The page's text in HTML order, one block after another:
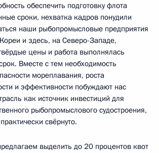
обеспечить подготовку флота
сроки, нехватка кадров понудили
наши рыбопромысловые предприятия
и здесь, на Северо-Западе,
цены и работа выполнялась
Вместе с тем необходимость
мореплавания, роста
и эффективности побуждают нас
как источник инвестиций для
рыбопромыслового судостроения,
свёрнуто.
выделить до 20 процентов квот